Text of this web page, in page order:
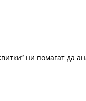
ни помагат